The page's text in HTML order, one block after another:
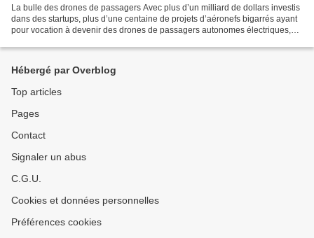
La bulle des drones de passagers Avec plus d’un milliard de dollars investis
dans des startups, plus d’une centaine de projets d’aéronefs bigarrés ayant
pour vocation à devenir des drones de passagers autonomes électriques,
Hébergé par Overblog
Top articles
Pages
Contact
Signaler un abus
C.G.U.
Cookies et données personnelles
Préférences cookies